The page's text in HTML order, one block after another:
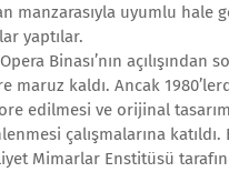
manzarasıyla uyumlu hale
yaptılar.
Binası’nın açılışından
maruz kaldı. Ancak
edilmesi ve orijinal
çalışmalarına katıldı.
Mimarlar Enstitüsü